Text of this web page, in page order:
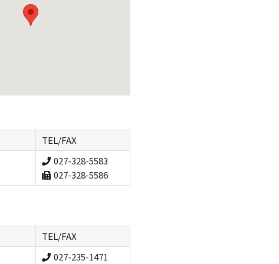
TEL/FAX
027-328-5583
027-328-5586
TEL/FAX
027-235-1471